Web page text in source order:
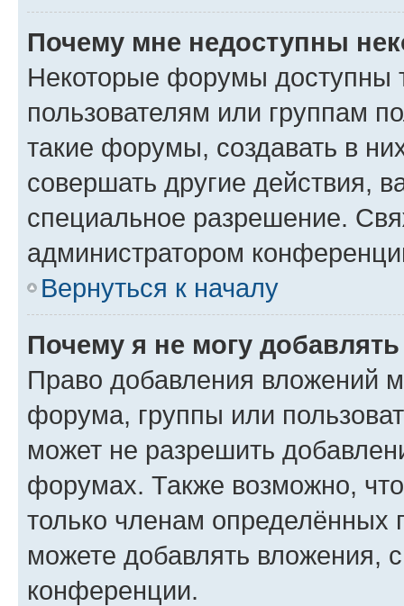
Почему мне недоступны
Некоторые форумы доступны
пользователям или группам
такие форумы, создавать в
совершать другие действия,
специальное разрешение.
администратором
Вернуться к началу
Почему я не могу
Право добавления вложений
форума, группы или
может не разрешить
форумах. Также возможно,
только членам определённых
можете добавлять вложения,
конференции.